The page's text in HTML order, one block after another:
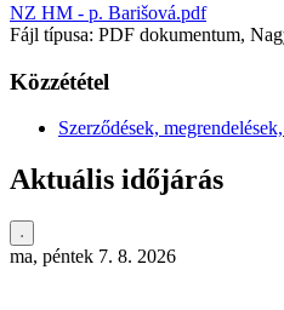
NZ HM - p. Barišová.pdf
Fájl típusa: PDF dokumentum,
Közzététel
Szerződések,
Aktuális időjárás
ma, péntek 7. 8. 2026